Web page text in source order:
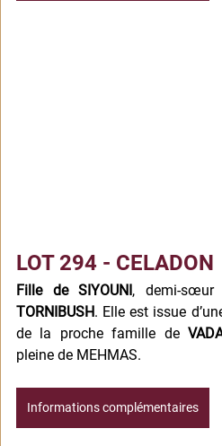
LOT 294 - CELADON
Fille de SIYOUNI
TORNIBUSH. Elle est issue
de la proche famille de
pleine de MEHMAS.
Informations complémentaires